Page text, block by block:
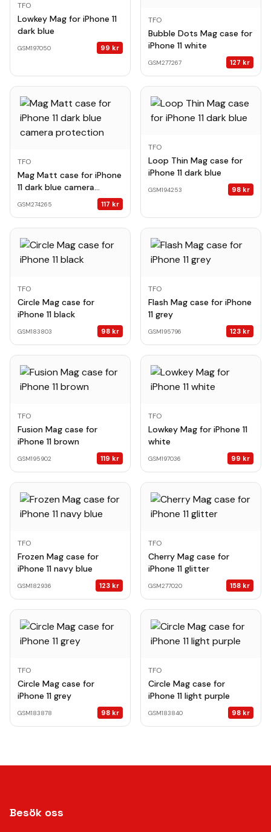
TFO
Lowkey Mag for iPhone 11
dark blue
GSM197050 99 kr
TFO
Bubble Dots Mag case for
iPhone 11 white
GSM277267 127 kr
TFO
Mag Matt case for iPhone
11 dark blue camera
GSM274265 117 kr
TFO
Loop Thin Mag case for
iPhone 11 dark blue
GSM194253 98 kr
TFO
Circle Mag case for
iPhone 11 black
GSM183803 98 kr
TFO
Flash Mag case for iPhone
11 grey
GSM195796 123 kr
TFO
Fusion Mag case for
iPhone 11 brown
GSM195902 119 kr
TFO
Lowkey Mag for iPhone 11
white
GSM197036 99 kr
TFO
Frozen Mag case for
iPhone 11 navy blue
GSM182936 123 kr
TFO
Cherry Mag case for
iPhone 11 glitter
GSM277020 158 kr
TFO
Circle Mag case for
iPhone 11 grey
GSM183878 98 kr
TFO
Circle Mag case for
iPhone 11 light purple
GSM183840 98 kr
Besök oss